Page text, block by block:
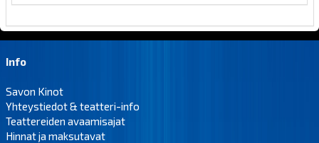
Info
Savon Kinot
Yhteystiedot & teatteri-info
Teattereiden avaamisajat
Hinnat ja maksutavat